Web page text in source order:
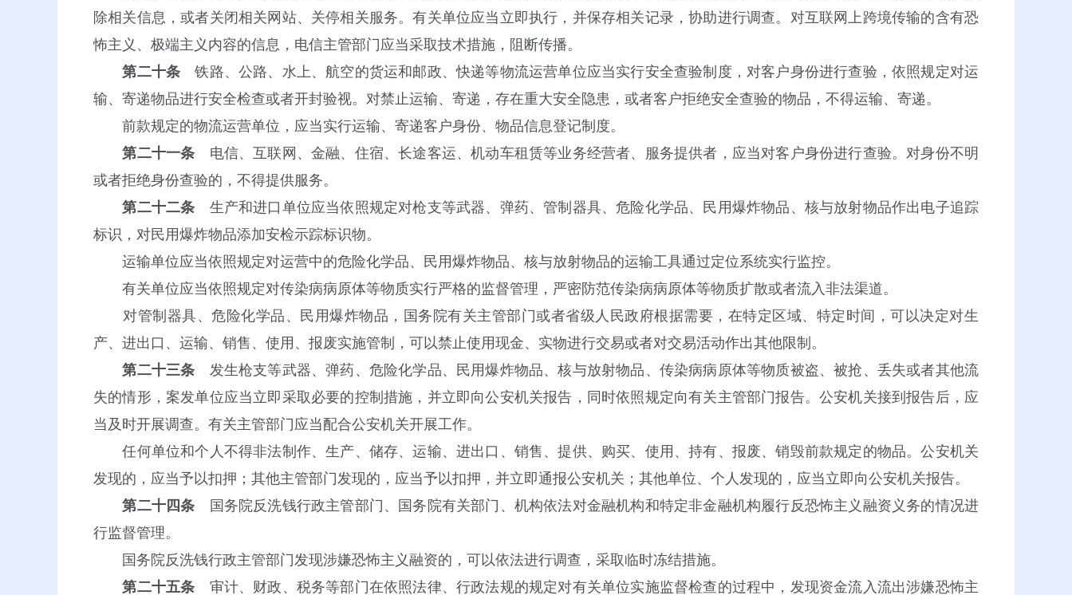
除相关信息，或者关闭相关网站、关停相关服务。有关单位应当立即执行，并保存相关记录，协助进行调查。对互联网上跨境传输的含有恐
怖主义、极端主义内容的信息，电信主管部门应当采取技术措施，阻断传播。
第二十条 铁路、公路、水上、航空的货运和邮政、快递等物流运营单位应当实行安全查验制度，对客户身份进行查验，依照规定对运
输、寄递物品进行安全检查或者开封验视。对禁止运输、寄递，存在重大安全隐患，或者客户拒绝安全查验的物品，不得运输、寄递。
前款规定的物流运营单位，应当实行运输、寄递客户身份、物品信息登记制度。
第二十一条 电信、互联网、金融、住宿、长途客运、机动车租赁等业务经营者、服务提供者，应当对客户身份进行查验。对身份不明
或者拒绝身份查验的，不得提供服务。
第二十二条 生产和进口单位应当依照规定对枪支等武器、弹药、管制器具、危险化学品、民用爆炸物品、核与放射物品作出电子追踪
标识，对民用爆炸物品添加安检示踪标识物。
运输单位应当依照规定对运营中的危险化学品、民用爆炸物品、核与放射物品的运输工具通过定位系统实行监控。
有关单位应当依照规定对传染病病原体等物质实行严格的监督管理，严密防范传染病病原体等物质扩散或者流入非法渠道。
对管制器具、危险化学品、民用爆炸物品，国务院有关主管部门或者省级人民政府根据需要，在特定区域、特定时间，可以决定对生
产、进出口、运输、销售、使用、报废实施管制，可以禁止使用现金、实物进行交易或者对交易活动作出其他限制。
第二十三条 发生枪支等武器、弹药、危险化学品、民用爆炸物品、核与放射物品、传染病病原体等物质被盗、被抢、丢失或者其他流
失的情形，案发单位应当立即采取必要的控制措施，并立即向公安机关报告，同时依照规定向有关主管部门报告。公安机关接到报告后，应
当及时开展调查。有关主管部门应当配合公安机关开展工作。
任何单位和个人不得非法制作、生产、储存、运输、进出口、销售、提供、购买、使用、持有、报废、销毁前款规定的物品。公安机关
发现的，应当予以扣押；其他主管部门发现的，应当予以扣押，并立即通报公安机关；其他单位、个人发现的，应当立即向公安机关报告。
第二十四条 国务院反洗钱行政主管部门、国务院有关部门、机构依法对金融机构和特定非金融机构履行反恐怖主义融资义务的情况进
行监督管理。
国务院反洗钱行政主管部门发现涉嫌恐怖主义融资的，可以依法进行调查，采取临时冻结措施。
第二十五条 审计、财政、税务等部门在依照法律、行政法规的规定对有关单位实施监督检查的过程中，发现资金流入流出涉嫌恐怖主